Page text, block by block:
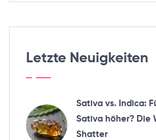
Letzte Neuigkeiten
Sativa vs. Indica:
Sativa höher? Die
Shatter